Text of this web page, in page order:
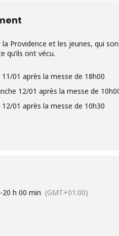
Providence et les jeunes, qui
qu’ils ont vécu.
01 après la messe de 18h00
12/01 après la messe de
01 après la messe de 10h30
-20 h 00 min (GMT+01:00)